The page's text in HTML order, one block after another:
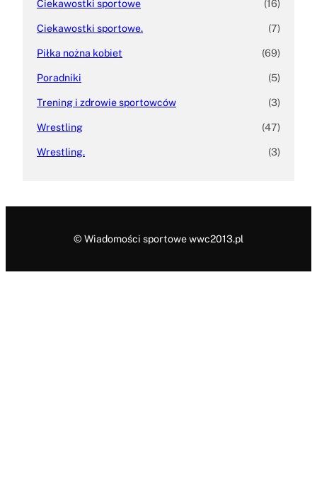
Ciekawostki sportowe (16)
Ciekawostki sportowe. (7)
Piłka nożna kobiet (69)
Poradniki (5)
Trening i zdrowie sportowców (3)
Wrestling (47)
Wrestling. (3)
© Wiadomości sportowe wwc2013.pl